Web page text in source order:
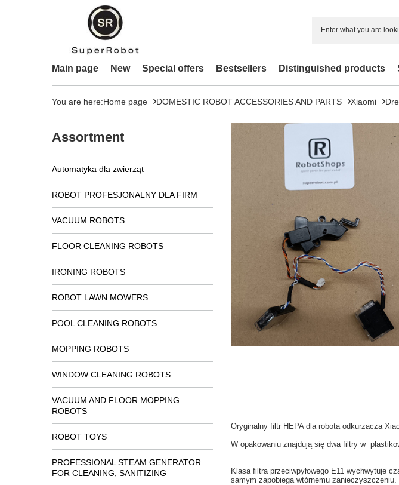
Main page New Special offers Bestsellers Distinguished products
You are here:Home page DOMESTIC ROBOT ACCESSORIES AND PARTS Xiaomi
Assortment
Automatyka dla zwierząt
ROBOT PROFESJONALNY DLA FIRM
VACUUM ROBOTS
FLOOR CLEANING ROBOTS
IRONING ROBOTS
ROBOT LAWN MOWERS
POOL CLEANING ROBOTS
MOPPING ROBOTS
WINDOW CLEANING ROBOTS
VACUUM AND FLOOR MOPPING
ROBOTS
ROBOT TOYS
PROFESSIONAL STEAM GENERATOR
FOR CLEANING, SANITIZING
Oryginalny filtr HEPA dla robota odkurzacza
W opakowaniu znajdują się dwa filtry w
Klasa filtra przeciwpyłowego E11 wychwytuje
samym zapobiega wtórnemu zanieczyszczeniu.